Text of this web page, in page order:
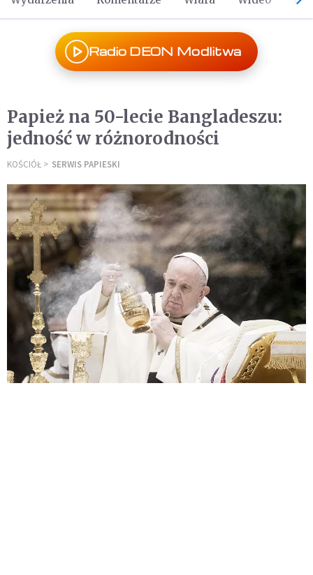
Radio DEON Modlitwa
Papież na 50-lecie Bangladeszu:
jedność w różnorodności
KOŚCIÓŁ SERWIS PAPIESKI